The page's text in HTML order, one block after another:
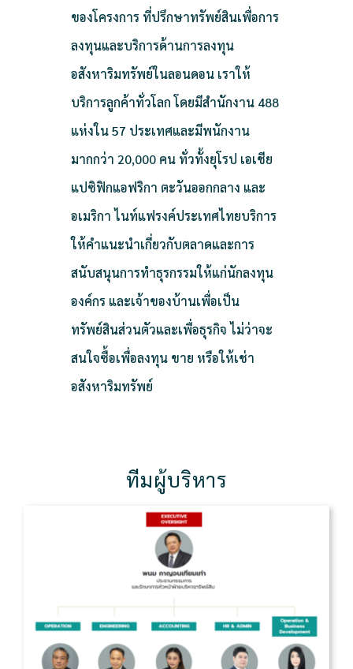
ของโครงการ ที่ปรึกษาทรัพย์สินเพื่อการ
ลงทุนและบริการด้านการลงทุน
อสังหาริมทรัพย์ในลอนดอน เราให้
บริการลูกค้าทั่วโลก โดยมีสำนักงาน 488
แห่งใน 57 ประเทศและมีพนักงาน
มากกว่า 20,000 คน ทั่วทั้งยุโรป เอเชีย
แปซิฟิกแอฟริกา ตะวันออกกลาง และ
อเมริกา ไนท์แฟรงค์ประเทศไทยบริการ
ให้คำแนะนำเกี่ยวกับตลาดและการ
สนับสนุนการทำธุรกรรมให้แก่นักลงทุน
องค์กร และเจ้าของบ้านเพื่อเป็น
ทรัพย์สินส่วนตัวและเพื่อธุรกิจ ไม่ว่าจะ
สนใจซื้อเพื่อลงทุน ขาย หรือให้เช่า
อสังหาริมทรัพย์
ทีมผู้บริหาร